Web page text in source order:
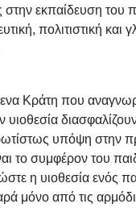
στην εκπαίδευση του
πολιτιστική και
Κράτη που
υιοθεσία
υπόψη στην
το συμφέρον του
η υιοθεσία ενός
μόνο από τις